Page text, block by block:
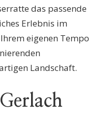
das passende
Erlebnis im
eigenen Tempo
Landschaft.